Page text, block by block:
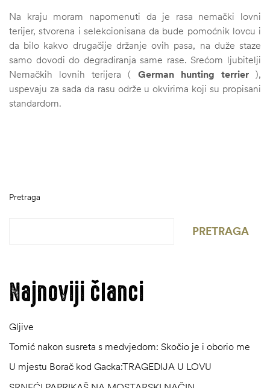
Na kraju moram napomenuti da je rasa nemački lovni
terijer, stvorena i selekcionisana da bude pomoćnik lovcu i
da bilo kakvo drugačije držanje ovih pasa, na duže staze
samo dovodi do degradiranja same rase. Srećom ljubitelji
Nemačkih lovnih terijera ( German hunting terrier),
uspevaju za sada da rasu održe u okvirima koji su propisani
standardom.
Pretraga
PRETRAGA
Najnoviji članci
Gljive
Tomić nakon susreta s medvjedom: Skočio je i oborio me
U mjestu Borač kod Gacka:TRAGEDIJA U LOVU